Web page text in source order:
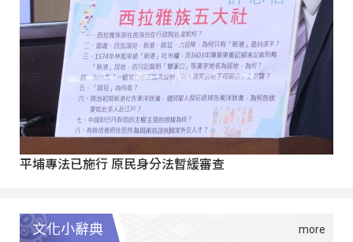
平埔專法已施行 原民身分法暫緩審查
文化小辭典